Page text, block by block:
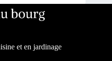
et en jardinage